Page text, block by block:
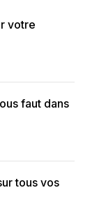
votre
faut dans
tous vos